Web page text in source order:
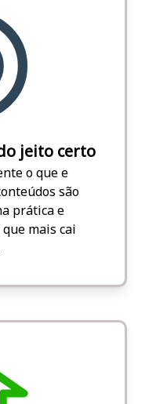
jeito certo
o que e
são
prática e
mais cai